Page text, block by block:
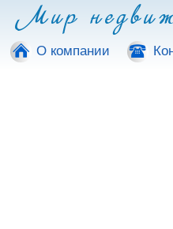
Мир
О компании